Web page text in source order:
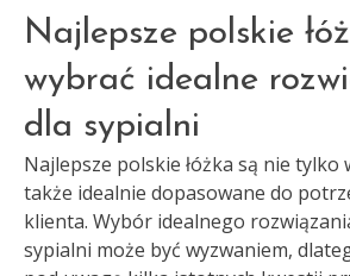
Najlepsze polskie
wybrać idealne
dla sypialni
Najlepsze polskie łóżka są nie tylko
także idealnie dopasowane do
klienta. Wybór idealnego
sypialni może być wyzwaniem,